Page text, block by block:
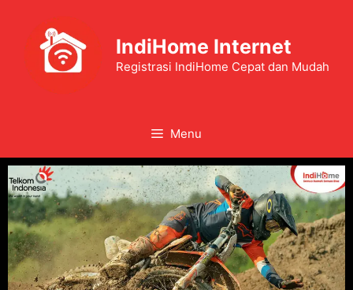
IndiHome Internet
Registrasi IndiHome Cepat dan Mudah
Menu